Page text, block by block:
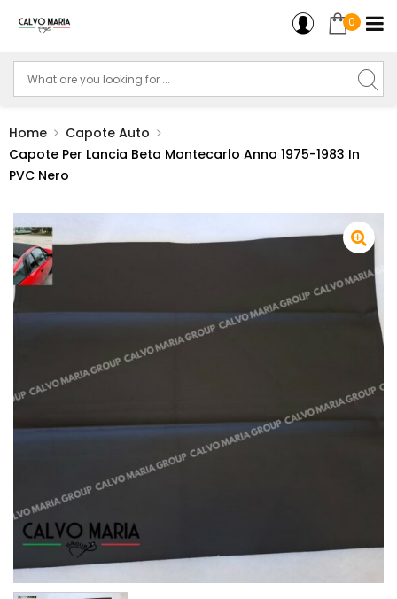
0
Home
Capote Auto
Capote Per Lancia Beta Montecarlo Anno 1975-1983 In
PVC Nero